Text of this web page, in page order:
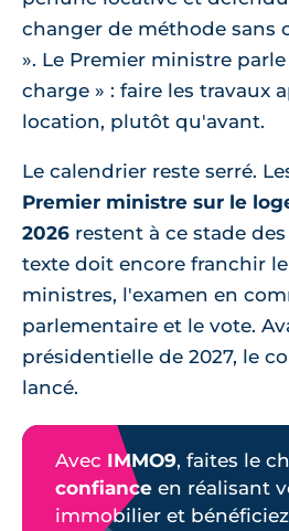
changer de méthode sans
». Le Premier ministre
charge » : faire les travaux
location, plutôt qu'avant.
Le calendrier reste serré.
Premier ministre sur le
2026 restent à ce stade
texte doit encore franchir
ministres, l'examen en
parlementaire et le vote.
présidentielle de 2027, le
lancé.
Avec IMMO9, faites le
confiance en réalisant
immobilier et